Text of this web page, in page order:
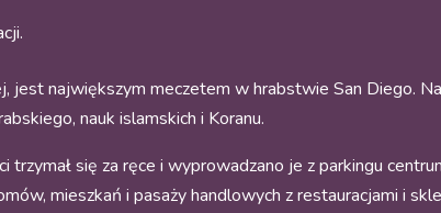
jest największym meczetem w hrabstwie San Diego.
nauk islamskich i Koranu.
się za ręce i wyprowadzano je z parkingu
mieszkań i pasaży handlowych z restauracjami i